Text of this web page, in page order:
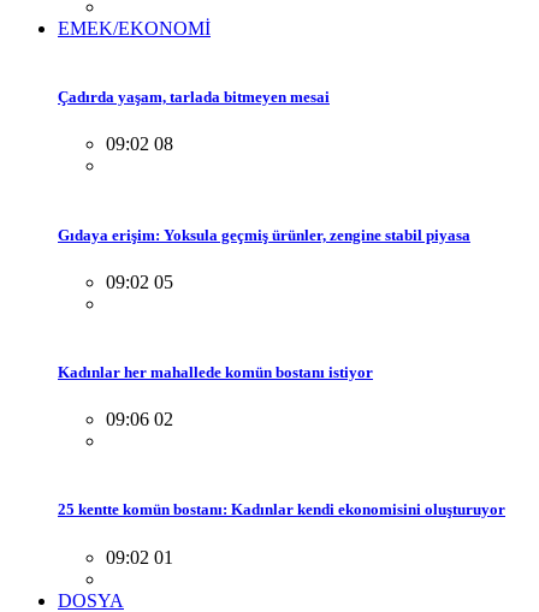
EMEK/EKONOMİ
Çadırda yaşam, tarlada bitmeyen mesai
09:02 08
Gıdaya erişim: Yoksula geçmiş ürünler, zengine stabil piyasa
09:02 05
Kadınlar her mahallede komün bostanı istiyor
09:06 02
25 kentte komün bostanı: Kadınlar kendi ekonomisini oluşturuyor
09:02 01
DOSYA